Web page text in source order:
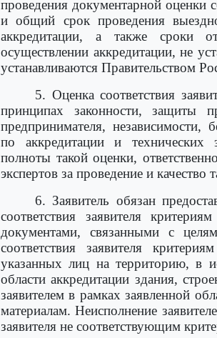
проведения документарной оценки
и общий срок проведения
аккредитации, а также сроки
осуществлении аккредитации, не
устанавливаются Правительством
5. Оценка соответствия
принципах законности, защиты
предпринимателя, независимости,
по аккредитации и технических
полноты такой оценки,
экспертов за проведение и качество
6. Заявитель обязан
соответствия заявителя
документами, связанными с
соответствия заявителя
указанных лиц на территорию, в
области аккредитации здания,
заявителем в рамках заявленной
материалам. Неисполнение
заявителя не соответствующим